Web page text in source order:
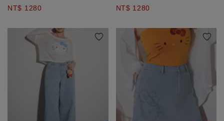
NT$ 1280 NT$ 1280